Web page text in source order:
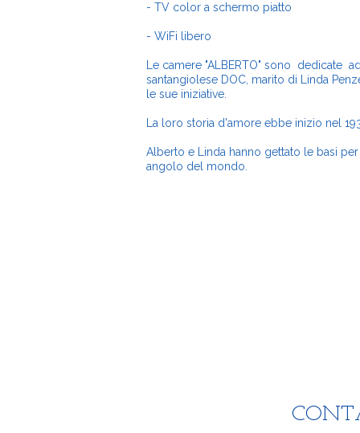
- TV color a schermo piatto
- WiFi libero
Le camere "ALBERTO" sono dedicate
santangiolese DOC, marito di Linda
le sue iniziative.
La loro storia d'amore ebbe inizio nel
Alberto e Linda hanno gettato le basi
angolo del mondo.